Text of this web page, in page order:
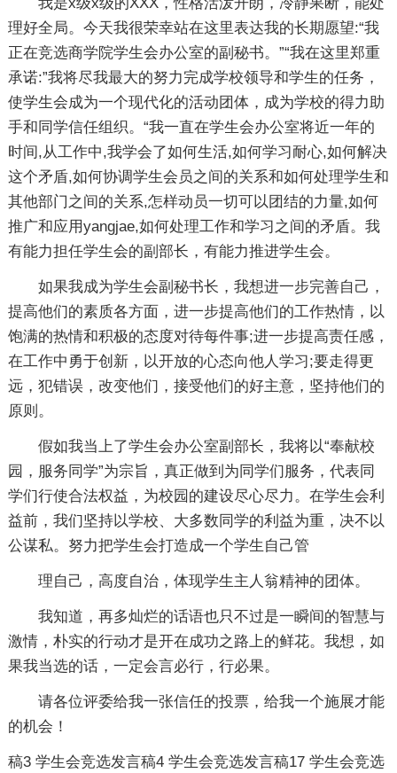
理好全局。今天我很荣幸站在这里表达我的长期愿望:“我
正在竞选商学院学生会办公室的副秘书。”“我在这里郑重
承诺:”我将尽我最大的努力完成学校领导和学生的任务，
使学生会成为一个现代化的活动团体，成为学校的得力助
手和同学信任组织。“我一直在学生会办公室将近一年的
时间,从工作中,我学会了如何生活,如何学习耐心,如何解决
这个矛盾,如何协调学生会员之间的关系和如何处理学生和
其他部门之间的关系,怎样动员一切可以团结的力量,如何
推广和应用yangjae,如何处理工作和学习之间的矛盾。我
有能力担任学生会的副部长，有能力推进学生会。
如果我成为学生会副秘书长，我想进一步完善自己，
提高他们的素质各方面，进一步提高他们的工作热情，以
饱满的热情和积极的态度对待每件事;进一步提高责任感，
在工作中勇于创新，以开放的心态向他人学习;要走得更
远，犯错误，改变他们，接受他们的好主意，坚持他们的
原则。
假如我当上了学生会办公室副部长，我将以“奉献校
园，服务同学”为宗旨，真正做到为同学们服务，代表同
学们行使合法权益，为校园的建设尽心尽力。在学生会利
益前，我们坚持以学校、大多数同学的利益为重，决不以
公谋私。努力把学生会打造成一个学生自己管
理自己，高度自治，体现学生主人翁精神的团体。
我知道，再多灿烂的话语也只不过是一瞬间的智慧与
激情，朴实的行动才是开在成功之路上的鲜花。我想，如
果我当选的话，一定会言必行，行必果。
请各位评委给我一张信任的投票，给我一个施展才能
的机会！
稿3 学生会竞选发言稿4 学生会竞选发言稿17 学生会竞选